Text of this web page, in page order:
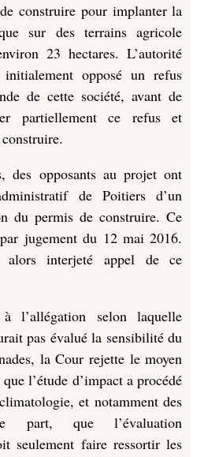
construire pour implanter la
sur des terrains agricole
23 hectares. L’autorité
opposé un refus
de cette société, avant de
partiellement ce refus et
des opposants au projet ont
de Poitiers d’un
du permis de construire. Ce
jugement du 12 mai 2016.
alors interjeté appel de ce
l’allégation selon laquelle
pas évalué la sensibilité du
la Cour rejette le moyen
l’étude d’impact a procédé
et notamment des
part, que l’évaluation
seulement faire ressortir les